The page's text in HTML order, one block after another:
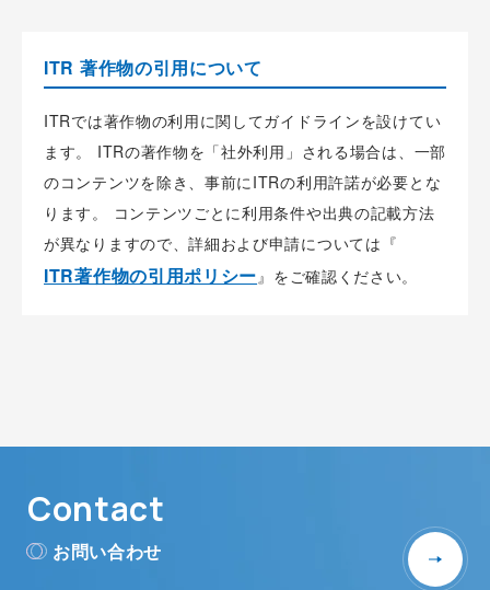
ITR 著作物の引用について
ITRでは著作物の利用に関してガイドラインを設けてい
ます。 ITRの著作物を「社外利用」される場合は、一部
のコンテンツを除き、事前にITRの利用許諾が必要とな
ります。 コンテンツごとに利用条件や出典の記載方法
が異なりますので、詳細および申請については『
ITR著作物の引用ポリシー 』をご確認ください。
Contact
お問い合わせ